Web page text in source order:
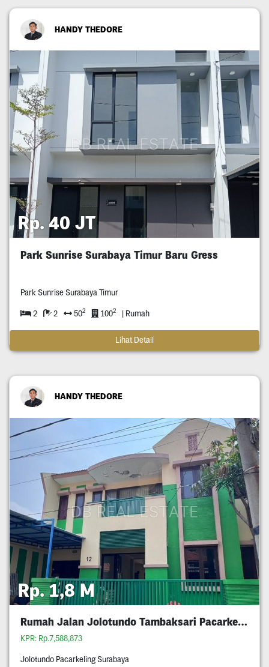
HANDY THEDORE
Rp. 40 JT
Park Sunrise Surabaya Timur Baru Gress
Park Sunrise Surabaya Timur
2 2 502 1002 | Rumah
Lihat Detail
HANDY THEDORE
Rp. 1,8 M
Rumah Jalan Jolotundo Tambaksari Pacarkeling
KPR: Rp.7,588,873
Jolotundo Pacarkeling Surabaya